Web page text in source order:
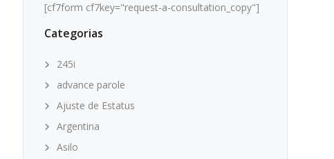
[cf7form cf7key="request-a-consultation_copy"]
Categorias
245i
advance parole
Ajuste de Estatus
Argentina
Asilo